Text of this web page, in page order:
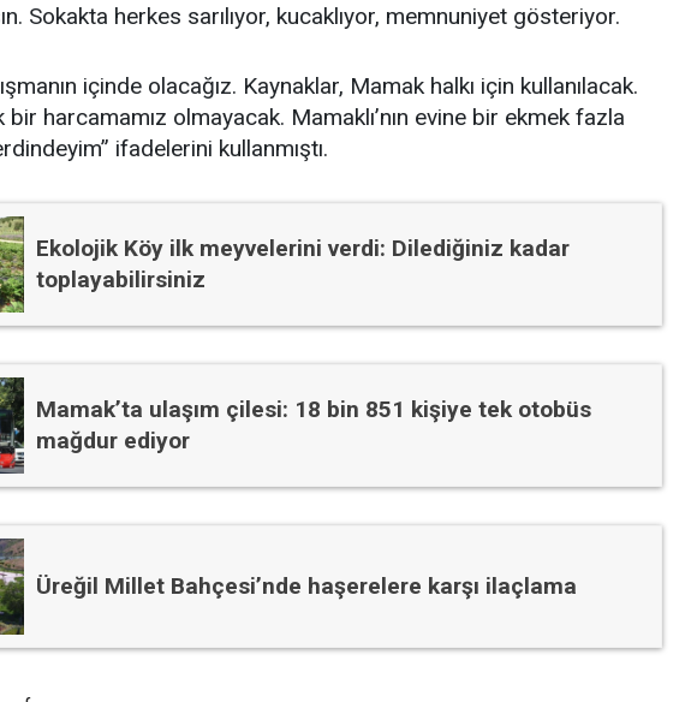
Sokakta herkes sarılıyor, kucaklıyor, memnuniyet gösteriyor.
içinde olacağız. Kaynaklar, Mamak halkı için kullanılacak.
harcamamız olmayacak. Mamaklı’nın evine bir ekmek fazla
ifadelerini kullanmıştı.
Ekolojik Köy ilk meyvelerini verdi: Dilediğiniz kadar
toplayabilirsiniz
Mamak’ta ulaşım çilesi: 18 bin 851 kişiye tek otobüs
mağdur ediyor
Üreğil Millet Bahçesi’nde haşerelere karşı ilaçlama